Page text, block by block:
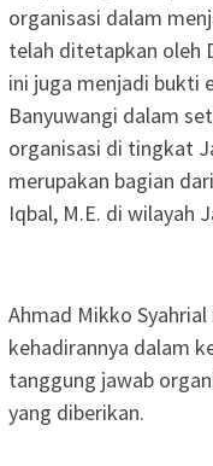
organisasi dalam
telah ditetapkan oleh
ini juga menjadi bukti
Banyuwangi dalam
organisasi di tingkat
merupakan bagian
Iqbal, M.E. di wilayah
Ahmad Mikko
kehadirannya dalam
tanggung jawab
yang diberikan.